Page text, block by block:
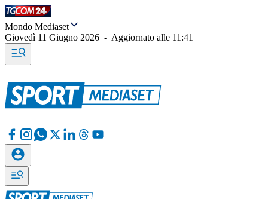
Mondo Mediaset
Giovedì 11 Giugno 2026 - Aggiornato alle 11:41